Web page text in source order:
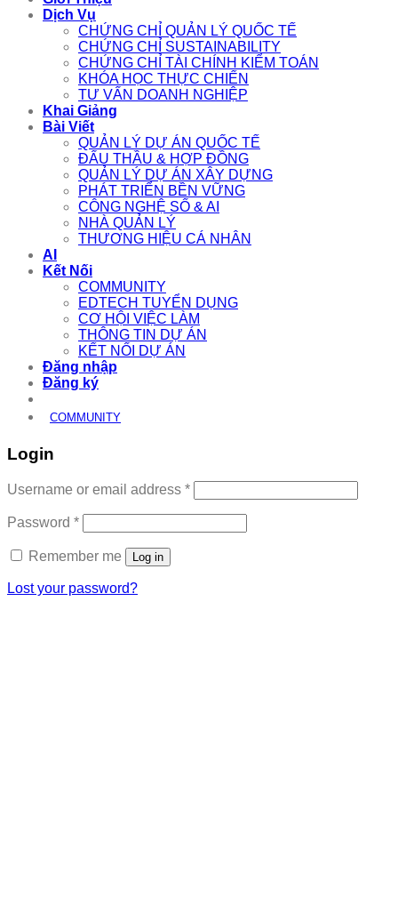
Dịch Vụ
CHỨNG CHỈ QUẢN LÝ QUỐC TẾ
CHỨNG CHỈ SUSTAINABILITY
CHỨNG CHỈ TÀI CHÍNH KIỂM TOÁN
KHÓA HỌC THỰC CHIẾN
TƯ VẤN DOANH NGHIỆP
Khai Giảng
Bài Viết
QUẢN LÝ DỰ ÁN QUỐC TẾ
ĐẤU THẦU & HỢP ĐỒNG
QUẢN LÝ DỰ ÁN XÂY DỰNG
PHÁT TRIỂN BỀN VỮNG
CÔNG NGHỆ SỐ & AI
NHÀ QUẢN LÝ
THƯƠNG HIỆU CÁ NHÂN
AI
Kết Nối
COMMUNITY
EDTECH TUYỂN DỤNG
CƠ HỘI VIỆC LÀM
THÔNG TIN DỰ ÁN
KẾT NỐI DỰ ÁN
Đăng nhập
Đăng ký
COMMUNITY
Login
Username or email address *Required
Password *Required
Remember me Log in
Lost your password?